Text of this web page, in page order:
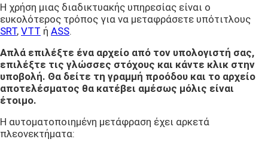
Η χρήση μιας διαδικτυακής υπηρεσίας είναι ο
ευκολότερος τρόπος για να μεταφράσετε υπότιτλους
SRT, VTT ή ASS.
Απλά επιλέξτε ένα αρχείο από τον υπολογιστή σας,
επιλέξτε τις γλώσσες στόχους και κάντε κλικ στην
υποβολή. Θα δείτε τη γραμμή προόδου και το αρχείο
αποτελέσματος θα κατέβει αμέσως μόλις είναι
έτοιμο.
Η αυτοματοποιημένη μετάφραση έχει αρκετά
πλεονεκτήματα: